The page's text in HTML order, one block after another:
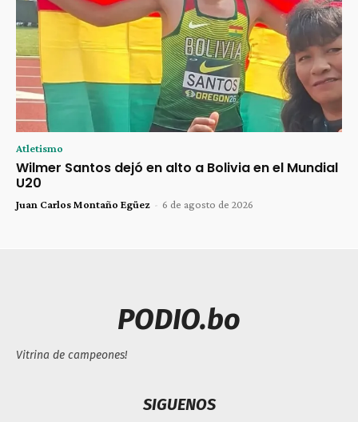
Atletismo
Wilmer Santos dejó en alto a Bolivia en el Mundial
U20
Juan Carlos Montaño Egüez - 6 de agosto de 2026
PODIO.bo
Vitrina de campeones!
SIGUENOS